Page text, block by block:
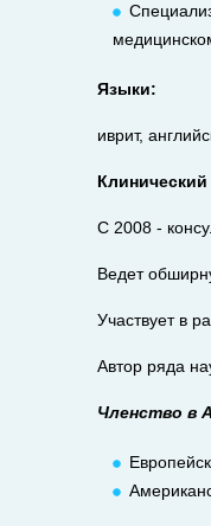
Языки:
иврит,
С 2008 -
Ведет
Участвует в
Автор ряда
Членство в